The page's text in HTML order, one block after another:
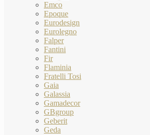
Emco
Epoque
Eurodesign
Eurolegno
Falper
Fantini
Fir
Flaminia
Fratelli Tosi
Gaia
Galassia
Gamadecor
GBgroup
Geberit
Geda